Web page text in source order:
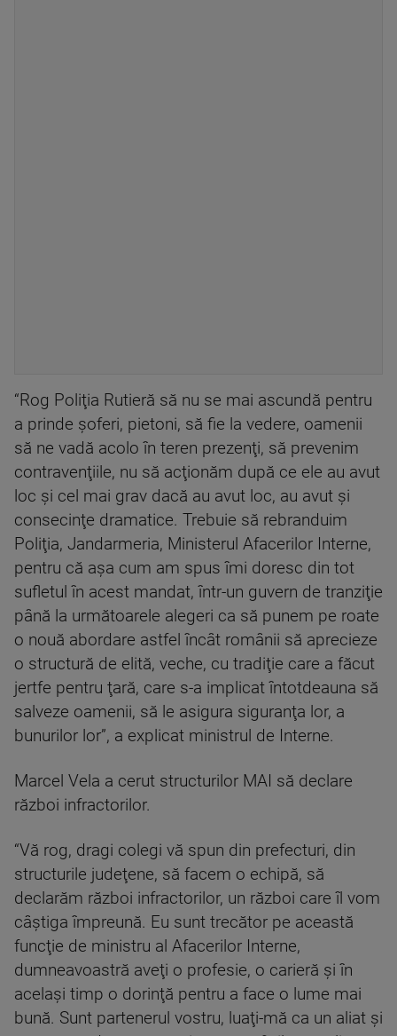
“Rog Poliţia Rutieră să nu se mai ascundă pentru
a prinde şoferi, pietoni, să fie la vedere, oamenii
să ne vadă acolo în teren prezenţi, să prevenim
contravenţiile, nu să acţionăm după ce ele au avut
loc şi cel mai grav dacă au avut loc, au avut şi
consecinţe dramatice. Trebuie să rebranduim
Poliţia, Jandarmeria, Ministerul Afacerilor Interne,
pentru că aşa cum am spus îmi doresc din tot
sufletul în acest mandat, într-un guvern de tranziţie
până la următoarele alegeri ca să punem pe roate
o nouă abordare astfel încât românii să aprecieze
o structură de elită, veche, cu tradiţie care a făcut
jertfe pentru ţară, care s-a implicat întotdeauna să
salveze oamenii, să le asigura siguranţa lor, a
bunurilor lor”, a explicat ministrul de Interne.
Marcel Vela a cerut structurilor MAI să declare
război infractorilor.
“Vă rog, dragi colegi vă spun din prefecturi, din
structurile judeţene, să facem o echipă, să
declarăm război infractorilor, un război care îl vom
câştiga împreună. Eu sunt trecător pe această
funcţie de ministru al Afacerilor Interne,
dumneavoastră aveţi o profesie, o carieră şi în
acelaşi timp o dorinţă pentru a face o lume mai
bună. Sunt partenerul vostru, luaţi-mă ca un aliat şi